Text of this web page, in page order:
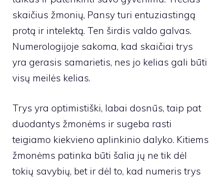
skaičius žmonių, Pansy turi entuziastingą
protą ir intelektą. Ten širdis valdo galvas.
Numerologijoje sakoma, kad skaičiai trys
yra gerasis samarietis, nes jo kelias gali būti
visų meilės kelias.
Trys yra optimistiški, labai dosnūs, taip pat
duodantys žmonėms ir sugeba rasti
teigiamo kiekvieno aplinkinio dalyko. Kitiems
žmonėms patinka būti šalia jų ne tik dėl
tokių savybių, bet ir dėl to, kad numeris trys